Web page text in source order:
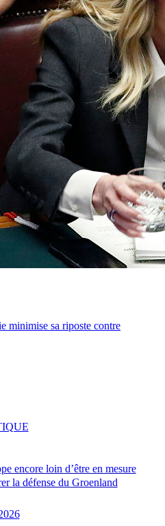
minimise sa riposte contre
encore loin d’être en mesure
la défense du Groenland